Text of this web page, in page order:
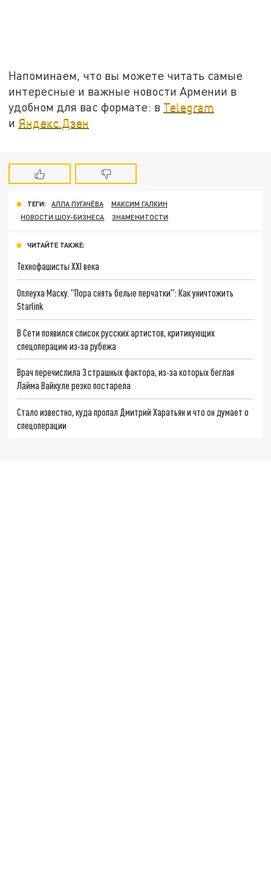
Напоминаем, что вы можете читать самые
интересные и важные новости Армении в
удобном для вас формате: в Telegram
и Яндекс.Дзен
ТЕГИ: АЛЛА ПУГАЧЁВА
МАКСИМ ГАЛКИН
НОВОСТИ ШОУ-БИЗНЕСА
ЗНАМЕНИТОСТИ
ЧИТАЙТЕ ТАКЖЕ:
Технофашисты XXI века
Оплеуха Маску. "Пора снять белые перчатки": Как уничтожить
Starlink
В Сети появился список русских артистов, критикующих
спецоперацию из-за рубежа
Врач перечислила 3 страшных фактора, из-за которых беглая
Лайма Вайкуле резко постарела
Стало известно, куда пропал Дмитрий Харатьян и что он думает о
спецоперации